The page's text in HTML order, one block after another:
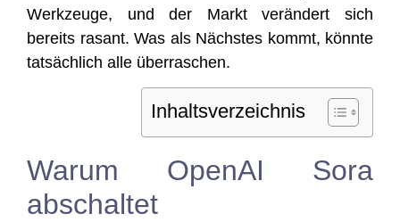
Werk­zeu­ge, und der Markt ver­än­dert sich
bereits rasant. Was als Nächs­tes kommt, könn­te
tat­säch­lich alle überraschen.
Inhalts­ver­zeich­nis
Warum OpenAI Sora
abschaltet